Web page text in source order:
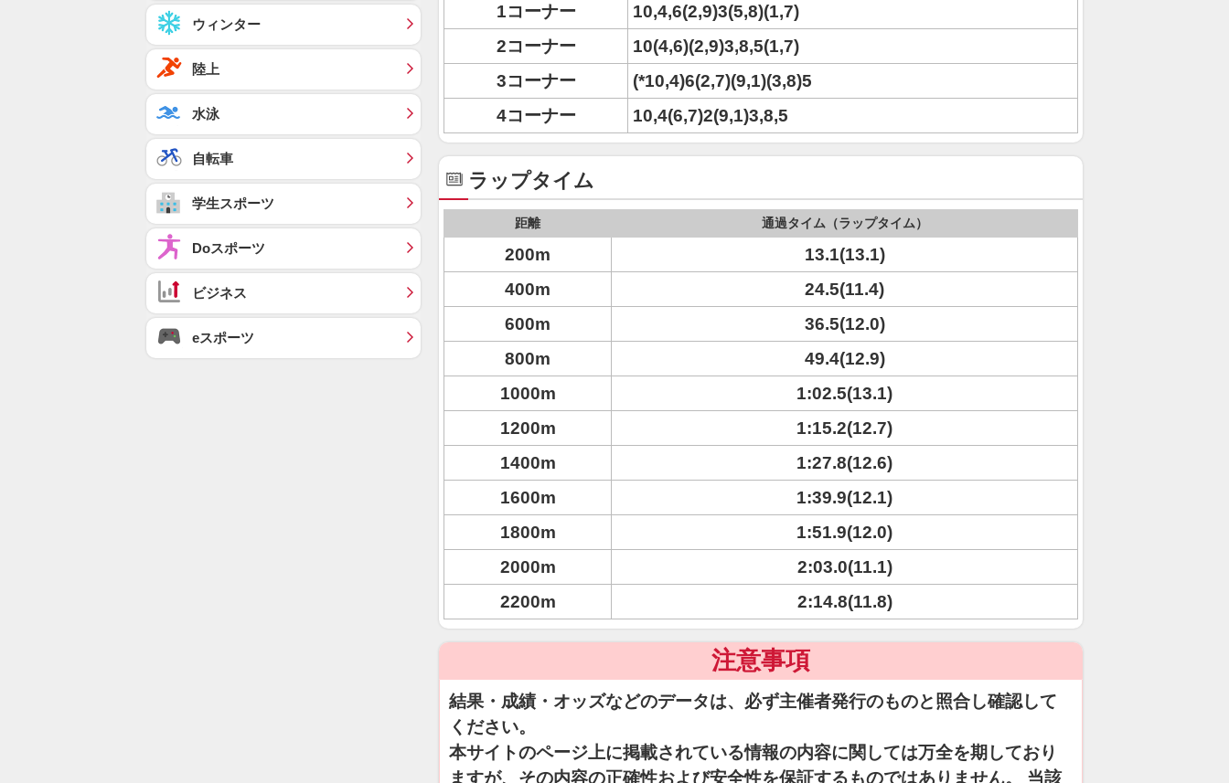
1コーナー
10,4,6(2,9)3(5,8)(1,7)
2コーナー
10(4,6)(2,9)3,8,5(1,7)
3コーナー
(*10,4)6(2,7)(9,1)(3,8)5
4コーナー
10,4(6,7)2(9,1)3,8,5
ラップタイム
距離 通過タイム（ラップタイム）
200m
13.1(13.1)
400m
24.5(11.4)
600m
36.5(12.0)
800m
49.4(12.9)
1000m
1:02.5(13.1)
1200m
1:15.2(12.7)
1400m
1:27.8(12.6)
1600m
1:39.9(12.1)
1800m
1:51.9(12.0)
2000m
2:03.0(11.1)
2200m
2:14.8(11.8)
注意事項
結果・成績・オッズなどのデータは、必ず主催者発行のものと照合し確認して
ください。
本サイトのページ上に掲載されている情報の内容に関しては万全を期しており
ますが、その内容の正確性および安全性を保証するものではありません。 当該
ウィンター
陸上
水泳
自転車
学生スポーツ
Doスポーツ
ビジネス
eスポーツ